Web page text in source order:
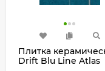
Плитка
Drift Blu Line Atlas